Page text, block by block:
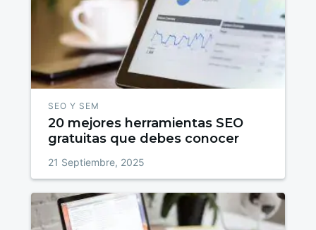
SEO Y SEM
20 mejores herramientas SEO
gratuitas que debes conocer
21 Septiembre, 2025